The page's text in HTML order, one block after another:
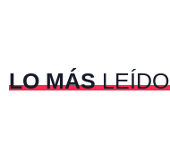
LO MÁSLEÍDO